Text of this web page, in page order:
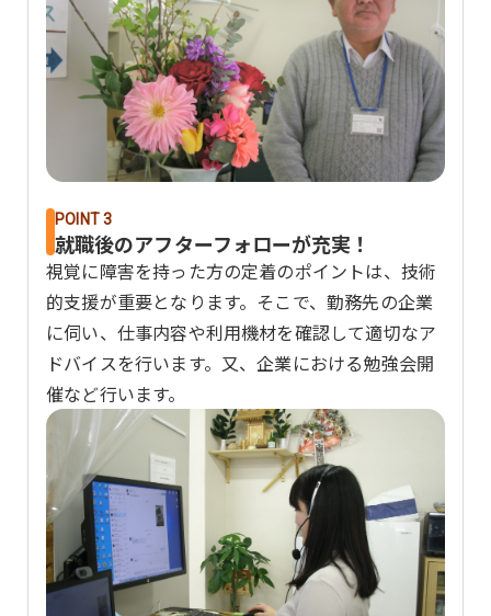
POINT 3
就職後のアフターフォローが充実！
視覚に障害を持った方の定着のポイントは、技術
的支援が重要となります。そこで、勤務先の企業
に伺い、仕事内容や利用機材を確認して適切なア
ドバイスを行います。又、企業における勉強会開
催など行います。